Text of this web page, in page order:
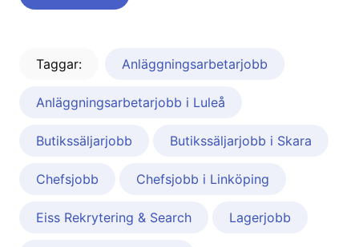
Taggar: Anläggningsarbetarjobb
Anläggningsarbetarjobb i Luleå
Butikssäljarjobb Butikssäljarjobb i Skara
Chefsjobb Chefsjobb i Linköping
Eiss Rekrytering & Search Lagerjobb